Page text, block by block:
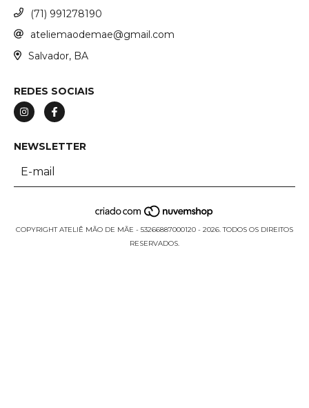
(71) 991278190
ateliemaodemae@gmail.com
Salvador, BA
REDES SOCIAIS
NEWSLETTER
COPYRIGHT ATELIÊ MÃO DE MÃE - 53266887000120 - 2026. TODOS OS DIREITOS
RESERVADOS.